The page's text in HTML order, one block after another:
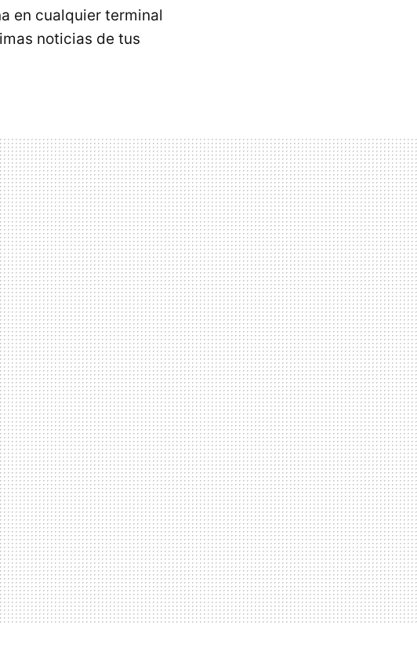
en cualquier terminal
noticias de tus